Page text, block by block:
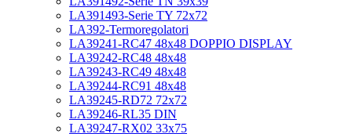
LA391493-Serie TY 72x72
LA392-Termoregolatori
LA39241-RC47 48x48 DOPPIO DISPLAY
LA39242-RC48 48x48
LA39243-RC49 48x48
LA39244-RC91 48x48
LA39245-RD72 72x72
LA39246-RL35 DIN
LA39247-RX02 33x75